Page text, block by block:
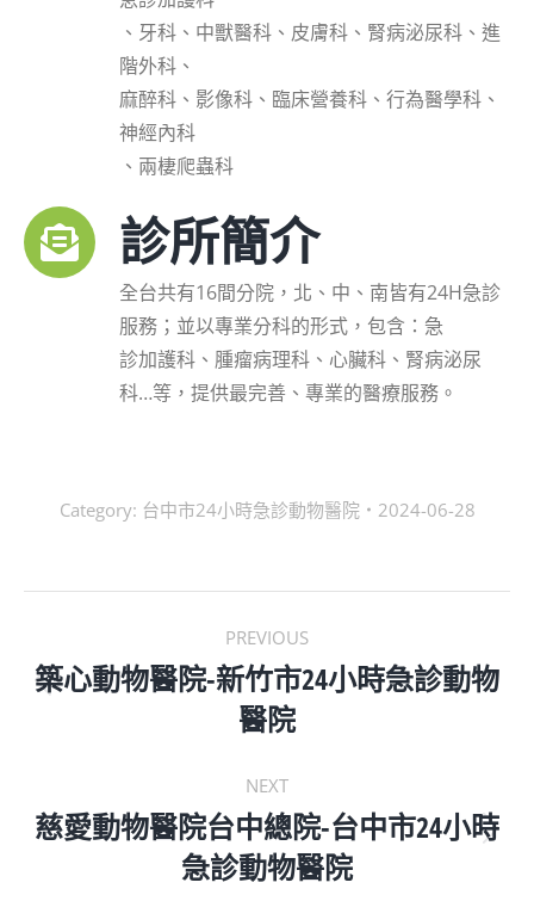
、牙科、中獸醫科、皮膚科、腎病泌尿科、進
階外科、
麻醉科、影像科、臨床營養科、行為醫學科、
神經內科
、兩棲爬蟲科
診所簡介
全台共有16間分院，北、中、南皆有24H急診
服務；並以專業分科的形式，包含：急
診加護科、腫瘤病理科、心臟科、腎病泌尿
科…等，提供最完善、專業的醫療服務。
Category: 台中市24小時急診動物醫院 2024-06-28
NAVIGATION
PREVIOUS
Previous
post:
築心動物醫院-新竹市24小時急診動物
醫院
NEXT
Next
post:
慈愛動物醫院台中總院-台中市24小時
急診動物醫院